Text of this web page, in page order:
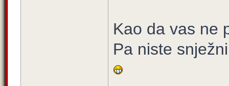
Kao da vas ne
Pa niste